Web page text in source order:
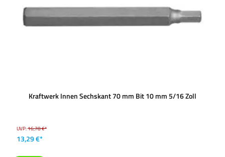
Kraftwerk Innen Sechskant 70 mm Bit 10 mm 5/16 Zoll
UVP:16,78 €*
13,29 €*